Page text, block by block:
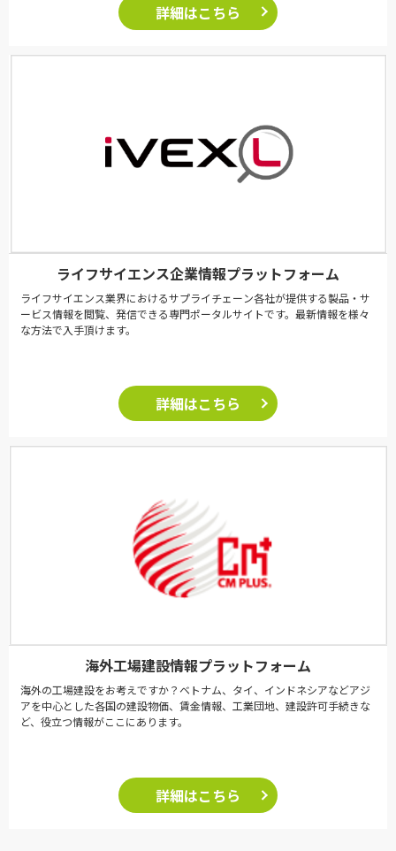
詳細はこちら
ライフサイエンス企業情報プラットフォーム
ライフサイエンス業界におけるサプライチェーン各社が提供する製品・サ
ービス情報を閲覧、発信できる専門ポータルサイトです。最新情報を様々
な方法で入手頂けます。
詳細はこちら
海外工場建設情報プラットフォーム
海外の工場建設をお考えですか？ベトナム、タイ、インドネシアなどアジ
アを中心とした各国の建設物価、賃金情報、工業団地、建設許可手続きな
ど、役立つ情報がここにあります。
詳細はこちら